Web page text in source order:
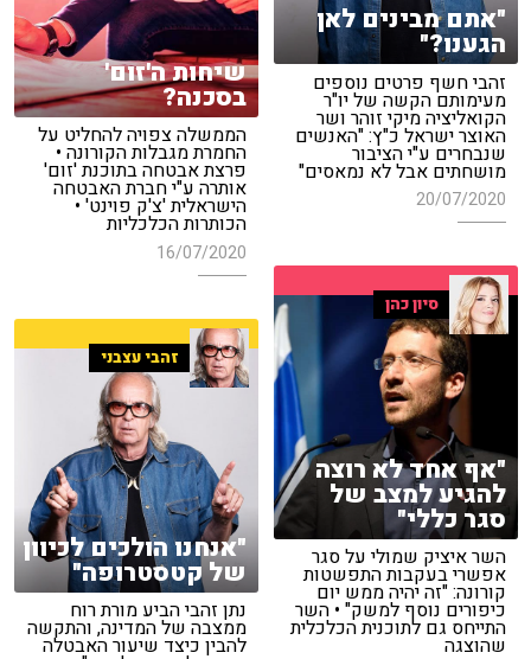
"אתם מבינים לאן
הגענו?"
זהבי חשף פרטים נוספים
מעימותם הקשה של יו"ר
הקואליציה מיקי זוהר ושר
האוצר ישראל כ"ץ: "האנשים
שנבחרים ע"י הציבור
מושחתים אבל לא נמאסים"
20/07/2020
שיחות ה'זום'
בסכנה?
הממשלה צפויה להחליט על
החמרת מגבלות הקורונה •
פרצת אבטחה בתוכנת 'זום'
אותרה ע"י חברת האבטחה
הישראלית 'צ'ק פוינט' •
הכותרות הכלכליות
16/07/2020
סיון כהן
"אף אחד לא רוצה
להגיע למצב של
סגר כללי"
השר איציק שמולי על סגר
אפשרי בעקבות התפשטות
קורונה: "זה יהיה ממש יום
כיפורים נוסף למשק" • השר
התייחס גם לתוכנית הכלכלית
שהוצגה
זהבי עצבני
"אנחנו הולכים לכיוון
של קטסטרופה"
נתן זהבי הביע מורת רוח
ממצבה של המדינה, והתקשה
להבין כיצד שיעור האבטלה